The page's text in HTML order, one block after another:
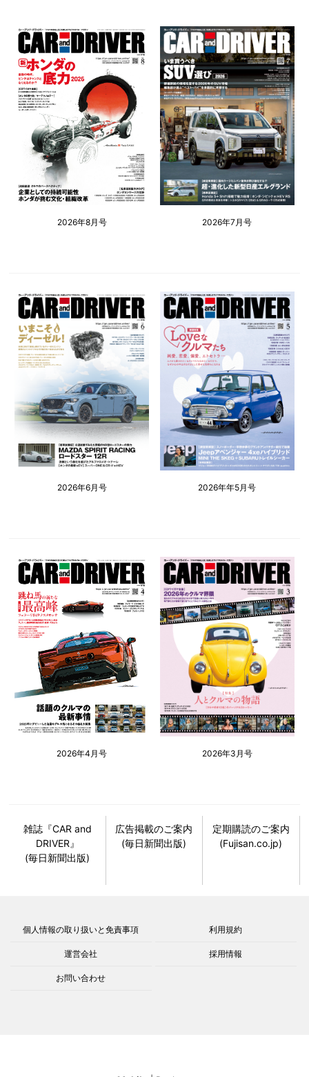
2026年8月号 2026年7月号
2026年6月号 2026年年5月号
2026年4月号 2026年3月号
雑誌『CAR and
DRIVER』
(毎日新聞出版)
広告掲載のご案内
(毎日新聞出版)
定期購読のご案内
(Fujisan.co.jp)
個人情報の取り扱いと免責事項 利用規約
運営会社 採用情報
お問い合わせ